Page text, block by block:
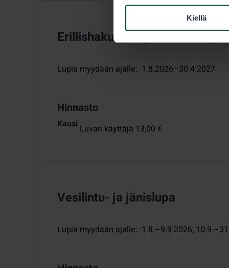
Kiellä
Erillishaku: pienpetokausilupa
Lupia myydään ajalle: 1.8.2026–30.4.2027
Hinnasto
Kausi Luvan käyttäjä 13,00 €
Vesilintu- ja jänislupa
Lupia myydään ajalle: 1.8.–9.9.2026,